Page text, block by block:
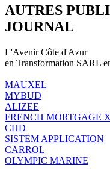
AUTRES
JOURNAL
L'Avenir Côte d'Azur
en Transformation SARL
MAUXEL
MYBUD
ALIZEE
FRENCH MORTGAGE
CHD
SISTEM APPLICATION
CARROL
OLYMPIC MARINE